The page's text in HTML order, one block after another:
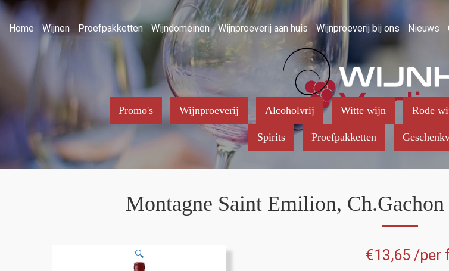
Home Wijnen Proefpakketten Wijndomeinen Wijnproeverij aan huis Wijnproeverij bij ons Nieuws
Promo's Wijnproeverij Alcoholvrij Witte wijn Rode
Spirits Proefpakketten
Montagne Saint Emilion, Ch.Gachon
🔍 €13,65/per